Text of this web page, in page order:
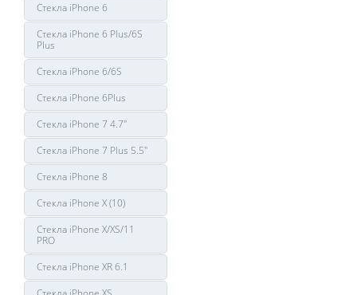
Стекла iPhone 6
Стекла iPhone 6 Plus/6S
Plus
Стекла iPhone 6/6S
Стекла iPhone 6Plus
Стекла iPhone 7 4.7"
Стекла iPhone 7 Plus 5.5"
Стекла iPhone 8
Стекла iPhone X (10)
Стекла iPhone X/XS/11
PRO
Стекла iPhone XR 6.1